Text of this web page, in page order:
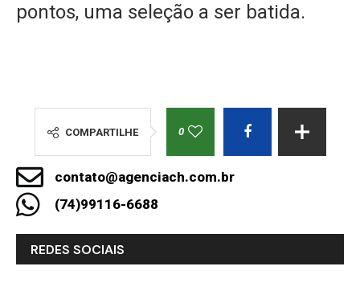
pontos, uma seleção a ser batida.
COMPARTILHE 0
contato@agenciach.com.br
(74)99116-6688
REDES SOCIAIS